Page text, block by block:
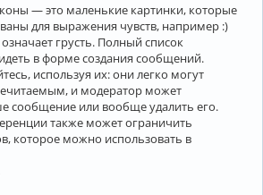
— это маленькие картинки, которые
для выражения чувств, например :)
грусть. Полный список
в форме создания сообщений.
используя их: они легко могут
и модератор может
сообщение или вообще удалить его.
также может ограничить
которое можно использовать в